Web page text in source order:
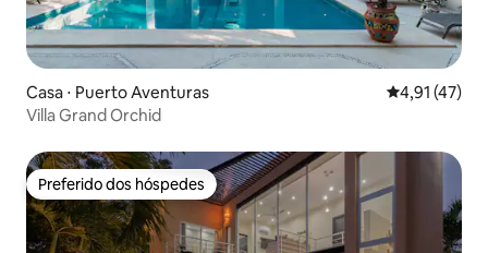
Casa ⋅ Puerto Aventuras 4,91 de uma
4,91 (47)
Villa Grand Orchid
Preferido dos hóspedes
Preferido dos hóspedes